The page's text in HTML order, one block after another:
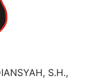
S.H.,